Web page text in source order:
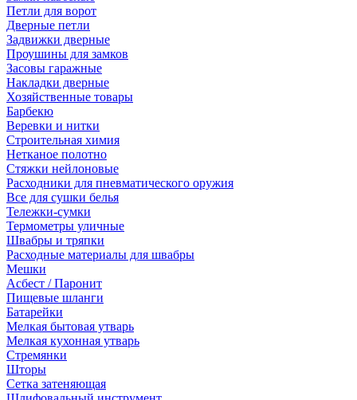
Петли для ворот
Дверные петли
Задвижки дверные
Проушины для замков
Засовы гаражные
Накладки дверные
Хозяйственные товары
Барбекю
Веревки и нитки
Строительная химия
Нетканое полотно
Стяжки нейлоновые
Расходники для пневматического оружия
Все для сушки белья
Тележки-сумки
Термометры уличные
Швабры и тряпки
Расходные материалы для швабры
Мешки
Асбест / Паронит
Пищевые шланги
Батарейки
Мелкая бытовая утварь
Мелкая кухонная утварь
Стремянки
Шторы
Сетка затеняющая